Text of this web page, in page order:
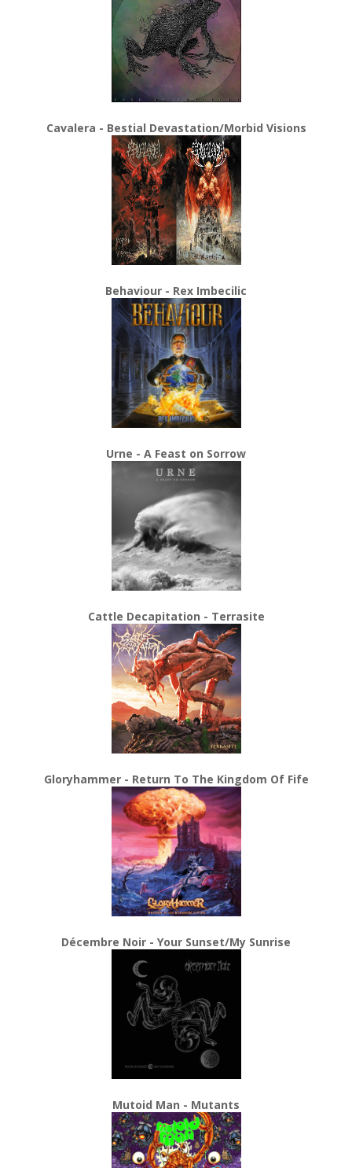
Cavalera - Bestial Devastation/Morbid Visions
Behaviour - Rex Imbecilic
Urne - A Feast on Sorrow
Cattle Decapitation - Terrasite
Gloryhammer - Return To The Kingdom Of Fife
Décembre Noir - Your Sunset/My Sunrise
Mutoid Man - Mutants